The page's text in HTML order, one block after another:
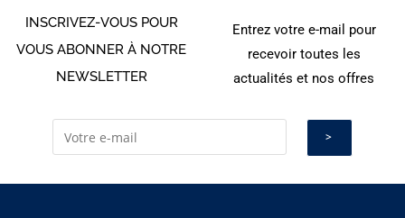
INSCRIVEZ-VOUS POUR
VOUS ABONNER À NOTRE
NEWSLETTER
Entrez votre e-mail pour
recevoir toutes les
actualités et nos offres